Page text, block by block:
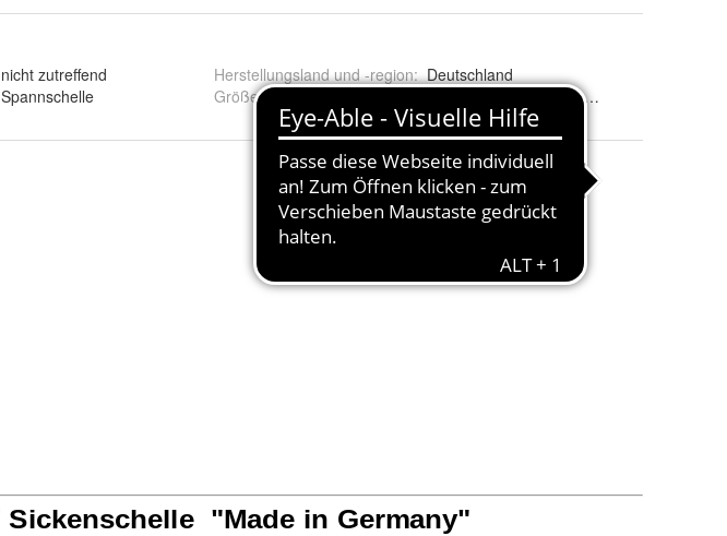
nicht zutreffend
Spannschelle
Herstellungsland und -region: Deutschland
Größe::